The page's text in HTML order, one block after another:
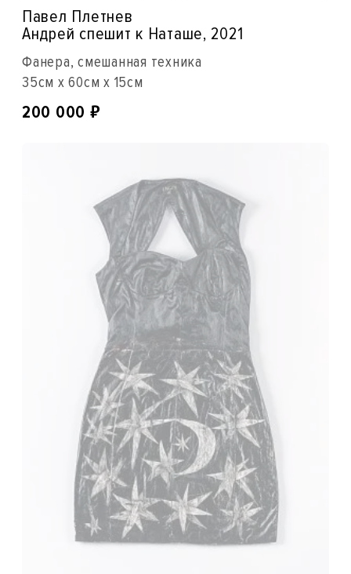
Павел Плетнев
Андрей спешит к Наташе, 2021
Фанера, смешанная техника
35см x 60см x 15см
200 000 ₽